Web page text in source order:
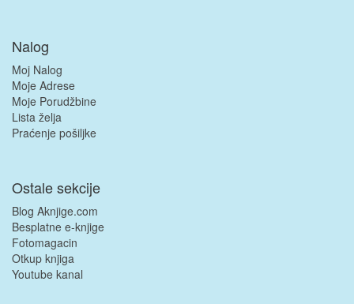
Nalog
Moj Nalog
Moje Adrese
Moje Porudžbine
Lista želja
Praćenje pošiljke
Ostale sekcije
Blog Aknjige.com
Besplatne e-knjige
Fotomagacin
Otkup knjiga
Youtube kanal